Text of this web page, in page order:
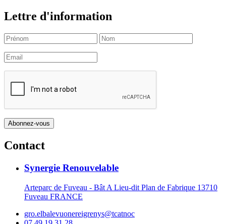
Lettre d'information
Contact
Synergie Renouvelable
Arteparc de Fuveau - Bât A Lieu-dit Plan de Fabrique 13710
Fuveau FRANCE
gro.elbalevuonereigrenys@tcatnoc